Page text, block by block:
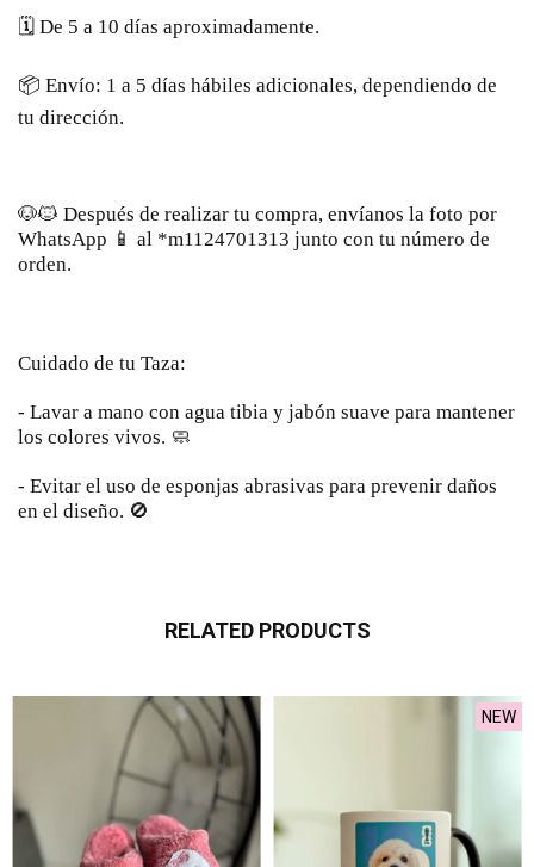
🗓️ De 5 a 10 días aproximadamente.
📦 Envío: 1 a 5 días hábiles adicionales, dependiendo de
tu dirección.
🐶🐱 Después de realizar tu compra, envíanos la foto por
WhatsApp 📱 al *m1124701313 junto con tu número de
orden.
Cuidado de tu Taza:
- Lavar a mano con agua tibia y jabón suave para mantener
los colores vivos. 🧼
- Evitar el uso de esponjas abrasivas para prevenir daños
en el diseño. 🚫
RELATED PRODUCTS
NEW